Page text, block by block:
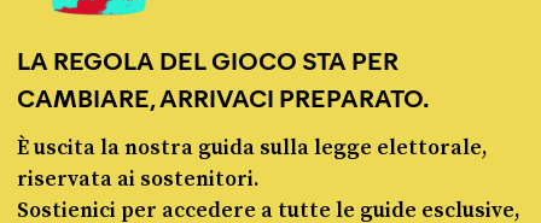
LA REGOLA DEL GIOCO STA PER
CAMBIARE, ARRIVACI PREPARATO.
È uscita la nostra guida sulla legge elettorale,
riservata ai sostenitori.
Sostienici per accedere a tutte le guide esclusive,
© Pagella Politica 2012 - 2026